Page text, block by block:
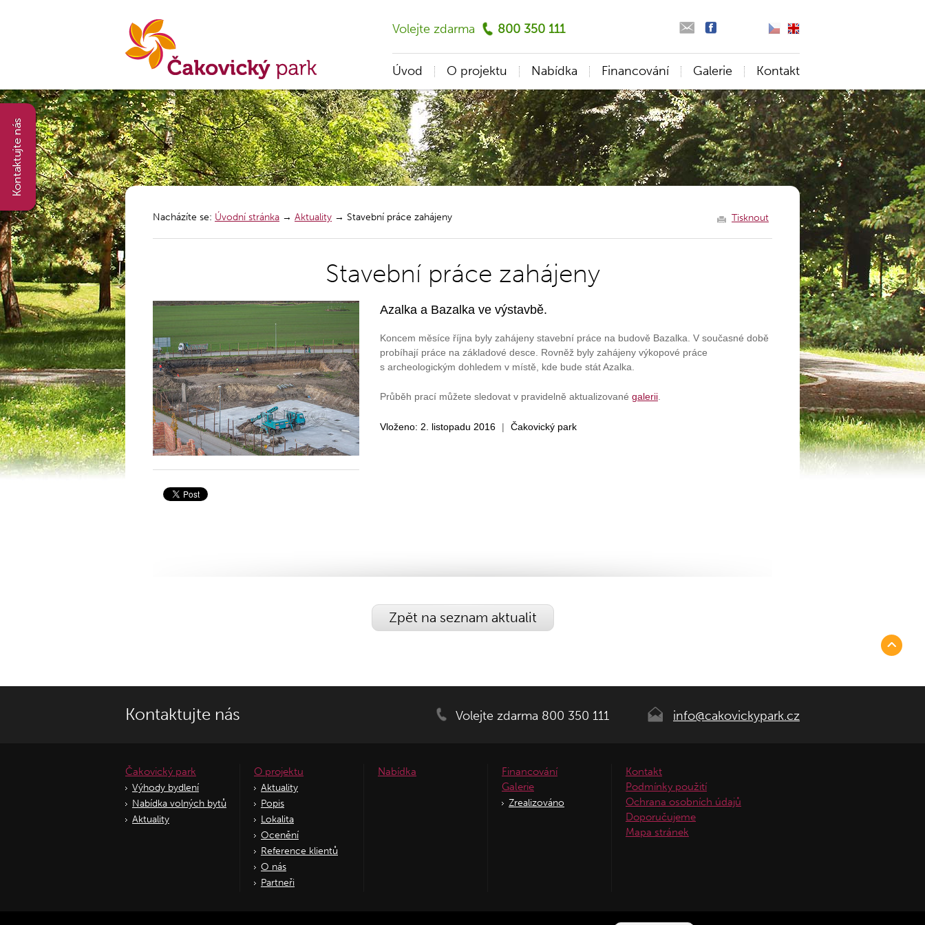
Nacházíte se: Úvodní stránka → Aktuality → Stavební práce zahájeny
Stavební práce zahájeny
Azalka a Bazalka ve výstavbě.
Koncem měsíce října byly zahájeny stavební práce na budově Bazalka. V současné době
probíhají práce na základové desce. Rovněž byly zahájeny výkopové práce
s archeologickým dohledem v místě, kde bude stát Azalka.
Průběh prací můžete sledovat v pravidelně aktualizované galerii.
Vloženo: 2. listopadu 2016 | Čakovický park
Zpět na seznam aktualit
Tisknout
Volejte zdarma 800 350 111
Úvod O projektu Nabídka Financování Galerie Kontakt
Kontaktujte nás Volejte zdarma 800 350 111 info@cakovickypark.cz
Čakovický park
Výhody bydlení
Nabídka volných bytů
Aktuality
O projektu
Aktuality
Popis
Lokalita
Ocenění
Reference klientů
O nás
Partneři
Nabídka
Financování
Galerie
Zrealizováno
Kontakt
Podmínky použití
Ochrana osobních údajů
Doporučujeme
Mapa stránek